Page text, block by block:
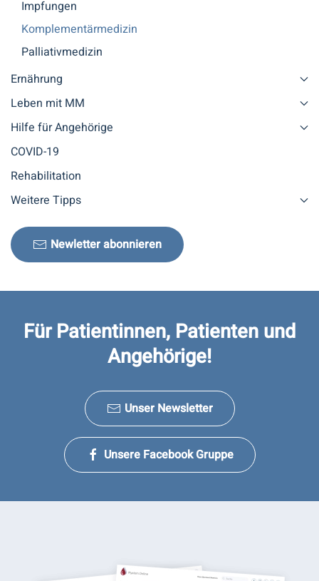
Impfungen
Komplementärmedizin
Palliativmedizin
Ernährung
Leben mit MM
Hilfe für Angehörige
COVID-19
Rehabilitation
Weitere Tipps
Newletter abonnieren
Für Patientinnen, Patienten und
Angehörige!
Unser Newsletter
Unsere Facebook Gruppe